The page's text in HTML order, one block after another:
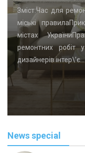
Зміст:Час для
міські
містах
ремонтних робіт
дизайнерів інтер\’є…
News special